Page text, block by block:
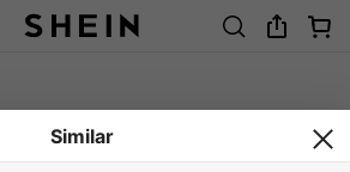
Similar